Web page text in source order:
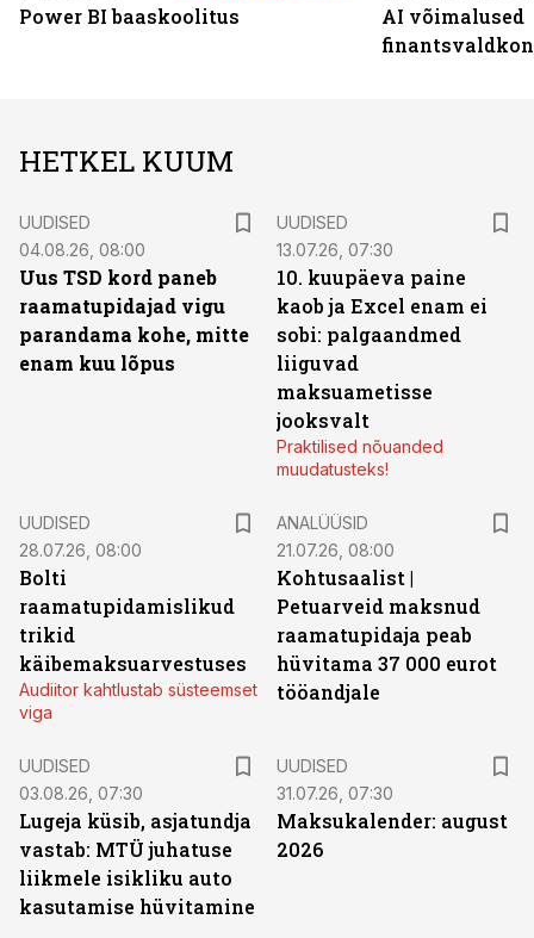
Power BI baaskoolitus
AI võimalused
HETKEL KUUM
UUDISED
04.08.26, 08:00
Uus TSD kord paneb
raamatupidajad vigu
parandama kohe, mitte
enam kuu lõpus
UUDISED
13.07.26, 07:30
10. kuupäeva paine
kaob ja Excel enam ei
sobi: palgaandmed
liiguvad
maksuametisse
jooksvalt
Praktilised nõuanded
muudatusteks!
UUDISED
28.07.26, 08:00
Bolti
raamatupidamislikud
trikid
käibemaksuarvestuses
Audiitor kahtlustab süsteemset
viga
ANALÜÜSID
21.07.26, 08:00
Kohtusaalist |
Petuarveid maksnud
raamatupidaja peab
hüvitama 37 000 eurot
tööandjale
UUDISED
03.08.26, 07:30
Lugeja küsib, asjatundja
vastab: MTÜ juhatuse
liikmele isikliku auto
kasutamise hüvitamine
UUDISED
31.07.26, 07:30
Maksukalender: august
2026